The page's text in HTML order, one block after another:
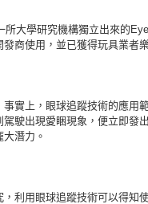
所大學研究機構獨立出來的
商使用，並已獲得玩具業者
實上，眼球追蹤技術的應用
駛出現愛睏現象，便立即發
潛力。
利用眼球追蹤技術可以得知